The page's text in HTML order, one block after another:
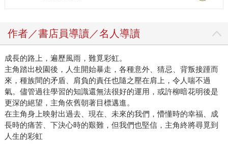
作者／書店員導讀／名人導讀
成長的路上，遍歷風雨，難覓彩虹。
主角踏出校園後，人生開始暴走，各種意外、猜忌、背叛接踵而
來，種族間的矛盾、肩負的責任也隨之壓在肩上，令人喘不過
氣。儘管過往學習的知識還無法很好的運用，或許柳暗花明後是
更深的絕望，主角依舊朝著目標邁進。
在主角身上映射出過去、現在、未來的我們，懵懂時的幸福、成
長時的痛苦、下決心時的艱難，但我們也堅信，主角終將尋覓到
人生的彩虹